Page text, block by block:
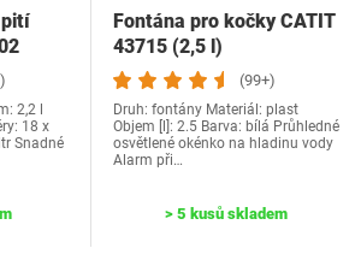
pití
2,2 l
18 x
Snadné
Fontána pro kočky CATIT
43715 (2,5 l)
(99+)
Druh: fontány Materiál: plast
Objem [l]: 2.5 Barva: bílá Průhledné
osvětlené okénko na hladinu vody
Alarm při…
> 5 kusů skladem